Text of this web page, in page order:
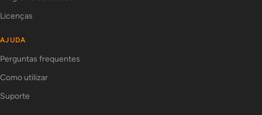
Licenças
AJUDA
Perguntas frequentes
Como utilizar
Suporte